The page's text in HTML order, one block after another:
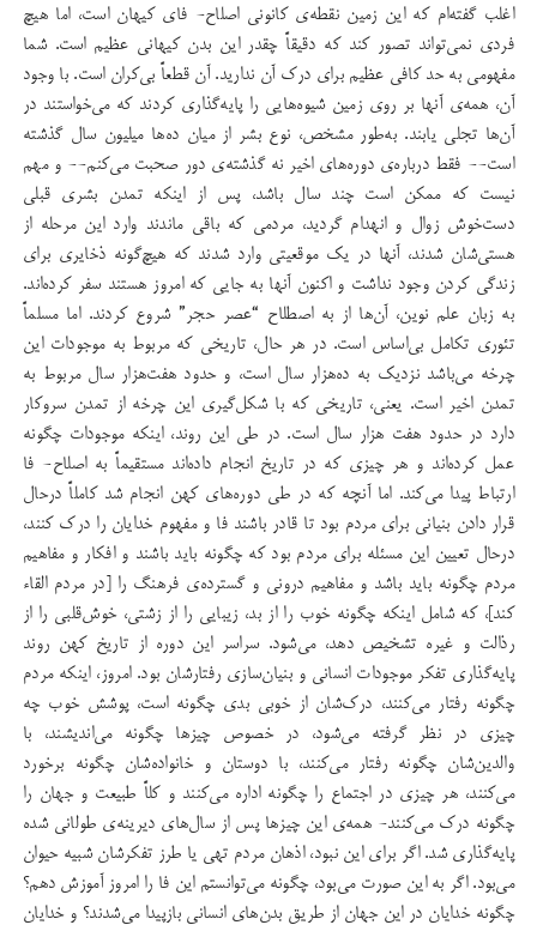
اغلب گفته‌ام که این زمین نقطه‌ی کانونی اصلاح- فای کیهان است، اما هیچ
فردی نمی‌تواند تصور کند که دقیقاً چقدر این بدن کیهانی عظیم است. شما
مفهومی به حد کافی عظیم برای درک آن ندارید. آن قطعاً بی‌کران است. با وجود
آن، همه‌ی آنها بر روی زمین شیوه‌هایی را پایه‌گذاری کردند که می‌خواستند در
آن‌ها تجلی یابند. به‌طور مشخص، نوع بشر از میان ده‌ها میلیون سال گذشته
است-- فقط درباره‌ی دوره‌های اخیر نه گذشته‌ی دور صحبت می‌کنم-- و مهم
نیست که ممکن است چند سال باشد، پس از اینکه تمدن بشری قبلی
دست‌خوش زوال و انهدام گردید، مردمی که باقی ماندند وارد این مرحله از
هستی‌شان شدند، آنها در یک موقعیتی وارد شدند که هیچ‌گونه ذخایری برای
زندگی کردن وجود نداشت و اکنون آنها به جایی که امروز هستند سفر کرده‌اند.
به زبان علم نوین، آن‌ها از به اصطلاح “عصر حجر” شروع کردند. اما مسلماً
تئوری تکامل بی‌اساس است. در هر حال، تاریخی که مربوط به موجودات این
چرخه می‌باشد نزدیک به ده‌هزار سال است، و حدود هفت‌هزار سال مربوط به
تمدن اخیر است. یعنی، تاریخی که با شکل‌گیری این چرخه از تمدن سروکار
دارد در حدود هفت هزار سال است. در طی این روند، اینکه موجودات چگونه
عمل کرده‌اند و هر چیزی که در تاریخ انجام داده‌اند مستقیماً به اصلاح- فا
ارتباط پیدا می‌کند. اما آنچه که در طی دور‌ه‌های کهن انجام شد کاملاً درحال
قرار دادن بنیانی برای مردم بود تا قادر باشند فا و مفهوم خدایان را درک کنند،
درحال تعیین این مسئله برای مردم بود که چگونه باید باشند و افکار و مفاهیم
مردم چگونه باید باشد و مفاهیم درونی و گسترده‌ی فرهنگ را [در مردم القاء
کند]، که شامل اینکه چگونه خوب را از بد، زیبایی را از زشتی، خوش‌قلبی را از
رذالت و غیره تشخیص دهد، می‌شود. سراسر این دوره از تاریخ کهن روند
پایه‌گذاری تفکر موجودات انسانی و بنیان‌سازی رفتارشان بود. امروز، اینکه مردم
چگونه رفتار می‌کنند، درک‌شان از خوبی بدی چگونه است، پوشش خوب چه
چیزی در نظر گرفته می‌شود، در خصوص چیزها چگونه می‌اندیشند، با
والدین‌شان چگونه رفتار می‌کنند، با دوستان و خانواده‌شان چگونه برخورد
می‌کنند، هر چیزی در اجتماع را چگونه اداره می‌کنند و کلاً طبیعت و جهان را
چگونه درک می‌کنند- همه‌ی این چیزها پس از سال‌های دیرینه‌ی طولانی شده
پایه‌گذاری شد. اگر برای این نبود، اذهان مردم تهی یا طرز تفکرشان شبیه حیوان
می‌بود. اگر به این صورت می‌بود، چگونه می‌توانستم این فا را امروز آموزش دهم؟
چگونه خدایان در این جهان از طریق بدن‌های انسانی بازپیدا می‌شدند؟ و خدایان